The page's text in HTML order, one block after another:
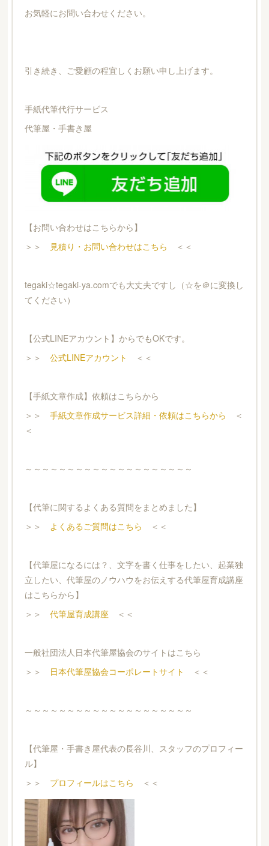
お気軽にお問い合わせください。
引き続き、ご愛顧の程宜しくお願い申し上げます。
手紙代筆代行サービス
代筆屋・手書き屋
【お問い合わせはこちらから】
＞＞
見積り・お問い合わせはこちら ＜＜
tegaki☆tegaki-ya.comでも大丈夫ですし（☆を＠に変換し
てください）
【公式LINEアカウント】からでもOKです。
＞＞
公式LINEアカウント ＜＜
【手紙文章作成】依頼はこちらから
＞＞ 手紙文章作成サービス詳細・依頼はこちらから ＜
＜
～～～～～～～～～～～～～～～～～～～～
【代筆に関するよくある質問をまとめました】
＞＞ よくあるご質問はこちら ＜＜
【代筆屋になるには？、文字を書く仕事をしたい、起業独
立したい、代筆屋のノウハウをお伝えする代筆屋育成講座
はこちらから】
＞＞ 代筆屋育成講座 ＜＜
一般社団法人日本代筆屋協会のサイトはこちら
＞＞
日本代筆屋協会コーポレートサイト ＜＜
～～～～～～～～～～～～～～～～～～～～
【代筆屋・手書き屋代表の長谷川、スタッフのプロフィー
ル】
＞＞ プロフィールはこちら ＜＜